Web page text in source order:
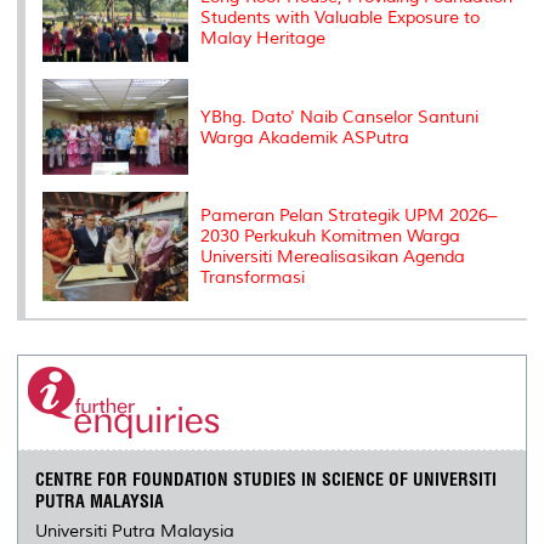
Students with Valuable Exposure to
Malay Heritage
YBhg. Dato' Naib Canselor Santuni
Warga Akademik ASPutra
Pameran Pelan Strategik UPM 2026–
2030 Perkukuh Komitmen Warga
Universiti Merealisasikan Agenda
Transformasi
CENTRE FOR FOUNDATION STUDIES IN SCIENCE OF UNIVERSITI
PUTRA MALAYSIA
Universiti Putra Malaysia